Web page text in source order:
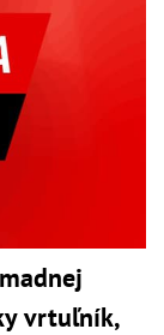
vrtuľník,